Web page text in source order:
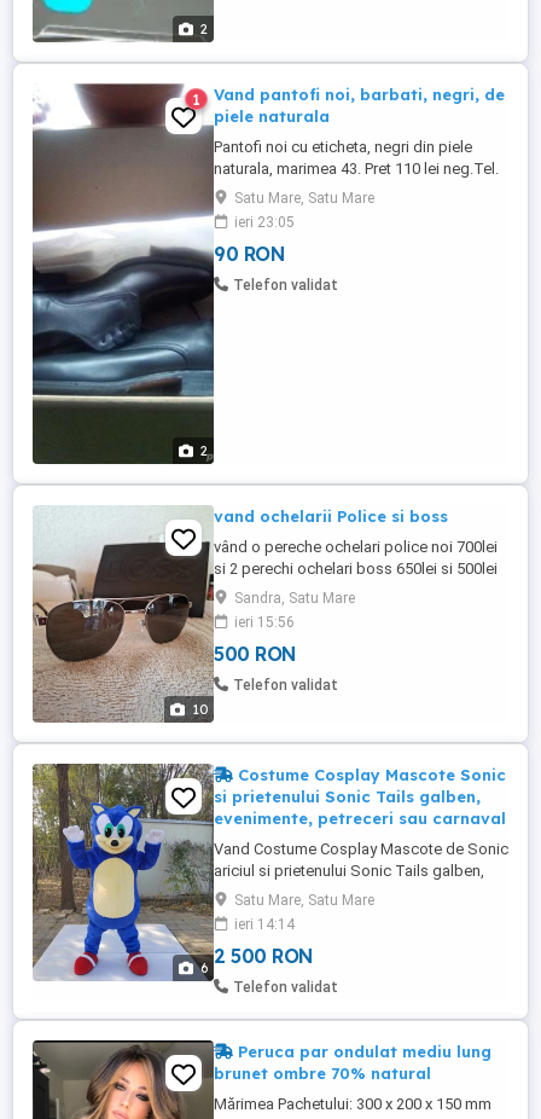
2
2
1
Vand pantofi noi, barbati, negri, de
piele naturala
Pantofi noi cu eticheta, negri din piele
naturala, marimea 43. Pret 110 lei neg.Tel.
Satu Mare, Satu Mare
ieri 23:05
90 RON
Telefon validat
10
vand ochelarii Police si boss
vând o pereche ochelari police noi 700lei
si 2 perechi ochelari boss 650lei si 500lei
Sandra, Satu Mare
ieri 15:56
500 RON
Telefon validat
6
Costume Cosplay Mascote Sonic
si prietenului Sonic Tails galben,
evenimente, petreceri sau carnaval
Vand Costume Cosplay Mascote de Sonic
ariciul si prietenului Sonic Tails galben,
marimile incep dela 160-190 cm inaltime!
Pentru mai multe detalii sunatima!
Satu Mare, Satu Mare
ieri 14:14
2 500 RON
Telefon validat
Peruca par ondulat mediu lung
brunet ombre 70% natural
Mărimea Pachetului: 300 x 200 x 150 mm